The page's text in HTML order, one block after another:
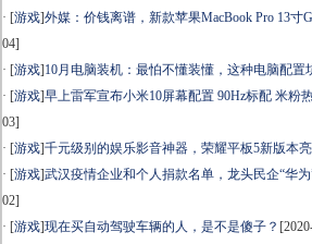
· [游戏]外媒：价钱离谱，新款苹果MacBook Pro 13寸
04]
· [游戏]10月电脑装机：最怕不懂装懂，这种电脑配置
· [游戏]早上雷军宣布小米10屏幕配置 90Hz标配 米粉
03]
· [游戏]千元级别的娱乐影音神器，荣耀平板5新版本亮
· [游戏]武汉疫情企业和个人捐款名单，龙头民企“华
02]
· [游戏]现在买自动驾驶车辆的人，是不是傻子？